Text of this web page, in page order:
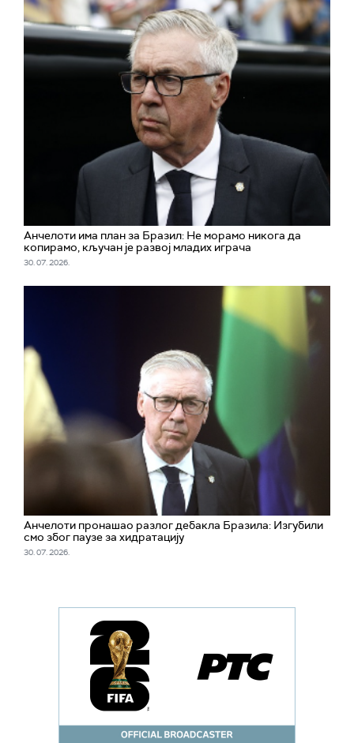
Aнчелоти има план за Бразил: Не морамо никога да
копирамо, кључан је развој младих играча
30. 07. 2026.
Анчелоти пронашао разлог дебакла Бразила: Изгубили
смо због паузе за хидратацију
30. 07. 2026.